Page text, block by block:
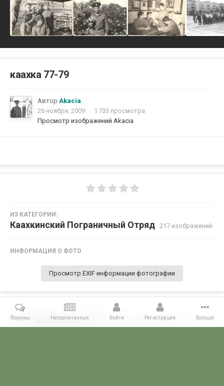
каахка 77-79
Автор Akacia
26 ноября, 2009
1 733 просмотра
Просмотр изображений Akacia
ИЗ КАТЕГОРИИ:
Каахкинский Пограничный Отряд · 217 изображений
ИНФОРМАЦИЯ О ФОТО
Просмотр EXIF информации фотографии
Поделиться Подписчики 0
Форумы Непрочитанные Войти Регистрация Больше